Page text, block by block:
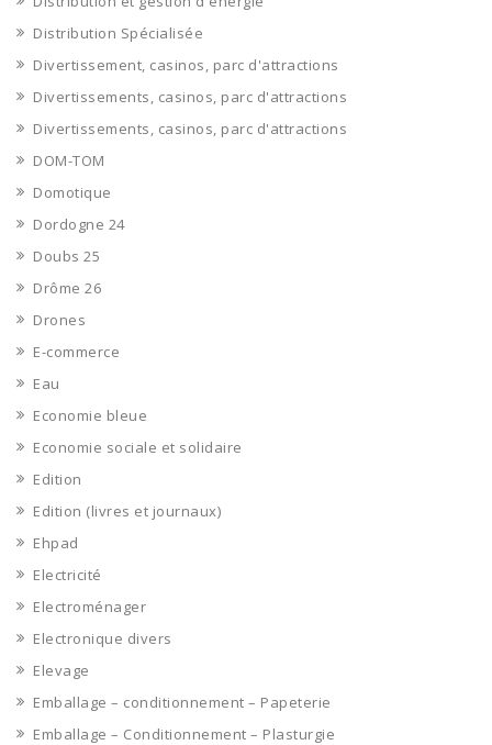
Distribution Spécialisée
Divertissement, casinos, parc d'attractions
Divertissements, casinos, parc d'attractions
Divertissements, casinos, parc d'attractions
DOM-TOM
Domotique
Dordogne 24
Doubs 25
Drôme 26
Drones
E-commerce
Eau
Economie bleue
Economie sociale et solidaire
Edition
Edition (livres et journaux)
Ehpad
Electricité
Electroménager
Electronique divers
Elevage
Emballage – conditionnement – Papeterie
Emballage – Conditionnement – Plasturgie